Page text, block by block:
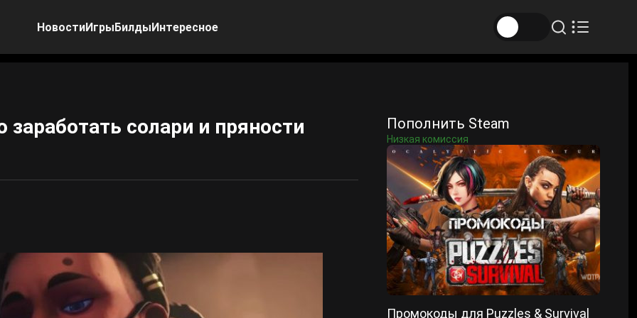
НовостиИгрыБилдыИнтересное
заработать солари и пряности
Пополнить Steam
Низкая комиссия
Промокоды для Puzzles & Survival